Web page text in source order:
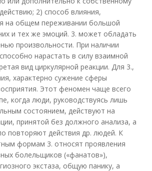
2) способ влияния,
на общем переживании большой
и тех же эмоций. 3. может обладать
произвольности. При наличии
нарастать в силу взаимной
вид циркулярной реакции. Для 3.,
характерно сужение сферы
Этот феномен чаще всего
когда люди, руководствуясь лишь
состоянием, действуют на
принятой без должного анализа, а
повторяют действия др. людей. К
формам 3. относят проявления
болельщиков («фанатов»),
экстаза, общую панику, а